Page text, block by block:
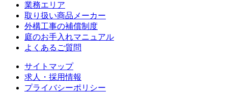
業務エリア
取り扱い商品メーカー
外構工事の補償制度
庭のお手入れマニュアル
よくあるご質問
サイトマップ
求人・採用情報
プライバシーポリシー